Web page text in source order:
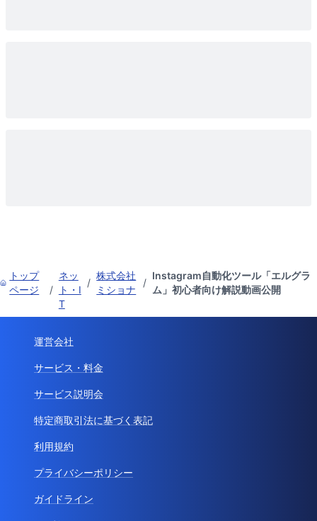
トップ
ページ
/
ネッ
ト・I
T
/
株式会社
ミショナ
/
Instagram自動化ツール「エルグラ
ム」初心者向け解説動画公開
運営会社
サービス・料金
サービス説明会
特定商取引法に基づく表記
利用規約
プライバシーポリシー
ガイドライン